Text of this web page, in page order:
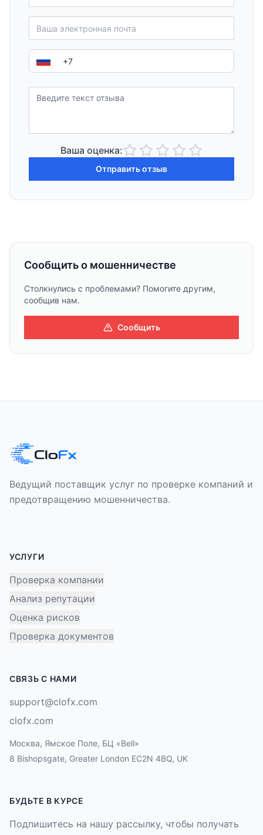
Ваша оценка:
Отправить отзыв
Сообщить о мошенничестве
Столкнулись с проблемами? Помогите другим,
сообщив нам.
Сообщить
Ведущий поставщик услуг по проверке компаний и
предотвращению мошенничества.
УСЛУГИ
Проверка компании
Анализ репутации
Оценка рисков
Проверка документов
СВЯЗЬ С НАМИ
support@clofx.com
clofx.com
Москва, Ямское Поле, БЦ «Bell»
8 Bishopsgate, Greater London EC2N 4BQ, UK
БУДЬТЕ В КУРСЕ
Подпишитесь на нашу рассылку, чтобы получать